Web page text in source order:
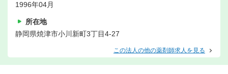
1996年04月
所在地
静岡県焼津市小川新町3丁目4-27
この法人の他の薬剤師求人を見る